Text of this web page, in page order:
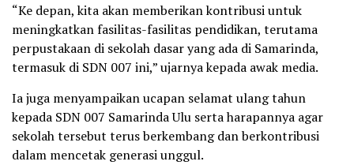
“Ke depan, kita akan memberikan kontribusi untuk
meningkatkan fasilitas-fasilitas pendidikan, terutama
perpustakaan di sekolah dasar yang ada di Samarinda,
termasuk di SDN 007 ini,” ujarnya kepada awak media.
Ia juga menyampaikan ucapan selamat ulang tahun
kepada SDN 007 Samarinda Ulu serta harapannya agar
sekolah tersebut terus berkembang dan berkontribusi
dalam mencetak generasi unggul.